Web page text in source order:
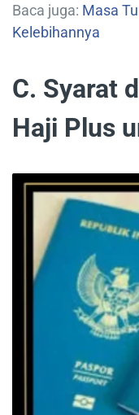
Baca juga: Masa
Kelebihannya
C. Syarat
Haji Plus